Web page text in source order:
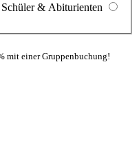
& Abiturienten
mit einer Gruppenbuchung!